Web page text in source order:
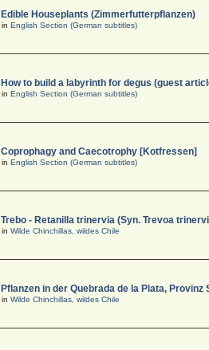
Edible Houseplants (Zimmerfutterpflanzen)
inEnglish Section (German subtitles)
How to build a labyrinth for degus (guest
inEnglish Section (German subtitles)
Coprophagy and Caecotrophy [Kotfressen]
inEnglish Section (German subtitles)
Trebo - Retanilla trinervia (Syn. Trevoa
inWilde Chinchillas, wildes Chile
Pflanzen in der Quebrada de la Plata, Provinz
inWilde Chinchillas, wildes Chile